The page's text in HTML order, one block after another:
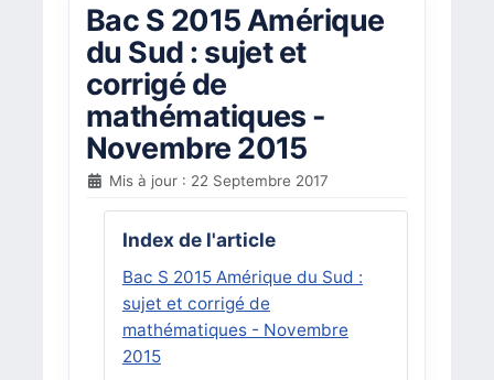
Bac S 2015 Amérique
du Sud : sujet et
corrigé de
mathématiques -
Novembre 2015
Mis à jour : 22 Septembre 2017
Index de l'article
Bac S 2015 Amérique du Sud :
sujet et corrigé de
mathématiques - Novembre
2015